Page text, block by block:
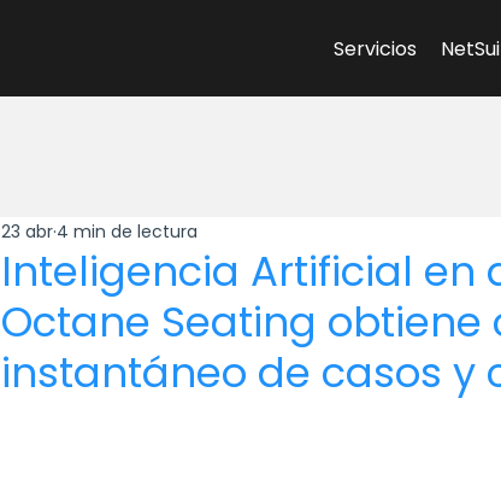
Servicios
Inteligencia Artificial en
Octane Seating obtiene
instantáneo de casos y
23 abr 4 min de lectura